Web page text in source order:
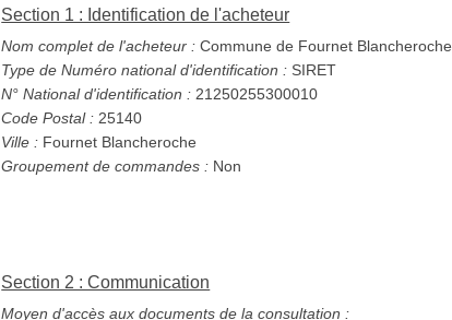
Section 1 : Identification de l'acheteur
Nom complet de l'acheteur : Commune de Fournet Blancheroche
Type de Numéro national d'identification : SIRET
N° National d'identification : 21250255300010
Code Postal : 25140
Ville : Fournet Blancheroche
Groupement de commandes : Non
Section 2 : Communication
Moyen d'accès aux documents de la consultation :